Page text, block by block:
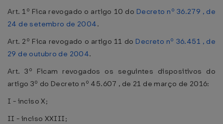
Art. 1º Fica revogado o artigo 10 do Decreto nº 36.279 , de
24 de setembro de 2004.
Art. 2º Fica revogado o artigo 11 do Decreto nº 36.451 , de
29 de outubro de 2004.
Art. 3º Ficam revogados os seguintes dispositivos do
artigo 3º do Decreto nº 45.607 , de 21 de março de 2016:
I - inciso X;
II - inciso XXIII;